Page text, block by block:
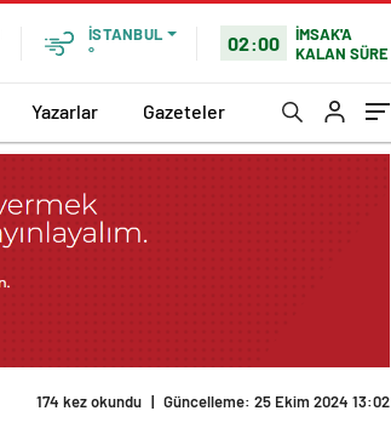
İSTANBUL
°
02:00
İMSAK'A
KALAN SÜRE
Yazarlar Gazeteler
174 kez okundu | Güncelleme: 25 Ekim 2024 13:02